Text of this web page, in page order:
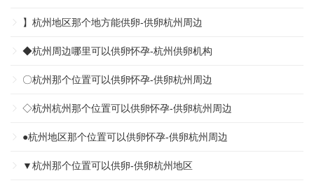
】杭州地区那个地方能供卵-供卵杭州周边
◆杭州周边哪里可以供卵怀孕-杭州供卵机构
〇杭州那个位置可以供卵怀孕-供卵杭州周边
◇杭州杭州那个位置可以供卵怀孕-供卵杭州周边
●杭州地区那个位置可以供卵怀孕-供卵杭州周边
▼杭州那个位置可以供卵-供卵杭州地区